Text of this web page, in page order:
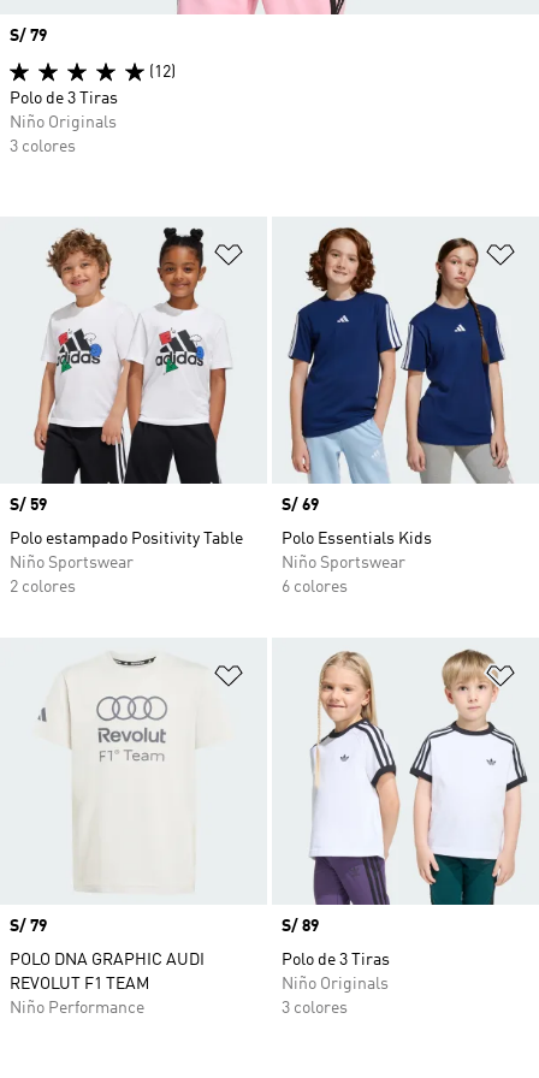
Añadir a la lista de deseos
Precio
S/ 59
Polo estampado Positivity Table
Niño Sportswear
2 colores
Precio
S/ 69
Polo Essentials Kids
Niño Sportswear
6 colores
Añadir a la lista de deseos
Precio
S/ 79
POLO DNA GRAPHIC AUDI
REVOLUT F1 TEAM
Niño Performance
Precio
S/ 89
Polo de 3 Tiras
Niño Originals
3 colores
Precio
S/ 79
(12)
Polo de 3 Tiras
Niño Originals
3 colores